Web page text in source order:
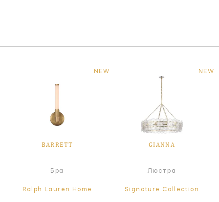
NEW
BARRETT
Бра
Ralph Lauren Home
NEW
GIANNA
Люстра
Signature Collection